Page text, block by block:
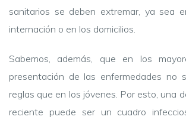
sanitarios se deben extremar, ya sea
internación o en los domicilios.
Sabemos, además, que en los
presentación de las enfermedades no
reglas que en los jóvenes. Por esto, una
reciente puede ser un cuadro